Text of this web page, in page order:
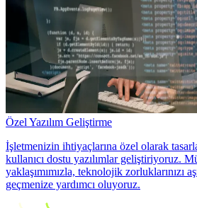
Özel Yazılım Geliştirme
İşletmenizin ihtiyaçlarına özel olarak
kullanıcı dostu yazılımlar geliştiriyoruz.
yaklaşımımızla, teknolojik zorluklarınızı
geçmenize yardımcı oluyoruz.